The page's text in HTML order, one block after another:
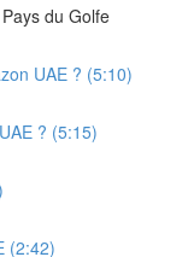
du Golfe
UAE ? (5:10)
? (5:15)
(2:42)